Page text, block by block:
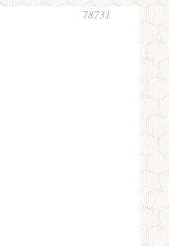
78731